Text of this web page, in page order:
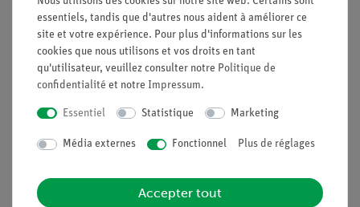
Spectroscopie courant-distance
Électronique de commande avec interface USB,
convertisseurs N/A 16 bits pour XYZ, jusqu’à 7
canaux de mesure, vitesse de balayage maximale
de 60 ms/ligne
Jeu d’outils pour la fabrication et le montage des
pointes tunnel
0,25 mm
Jeu d’échantillons : graphite (HOPG), films d’or (111), 4
essentiels, tandis que d'autres nous aident à améliorer ce
site et votre expérience. Pour plus d'informations sur les
cookies que nous utilisons et vos droits en tant
qu'utilisateur, veuillez consulter notre Politique de
confidentialité et notre Impressum.
Essentiel Statistique Marketing
Média externes Fonctionnel Plus de réglages
Accepter tout